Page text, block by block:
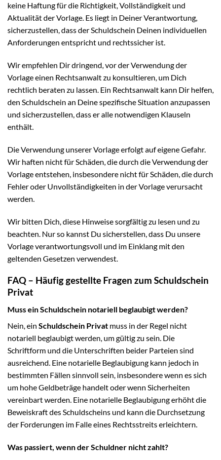
keine Haftung für die Richtigkeit, Vollständigkeit und
Aktualität der Vorlage. Es liegt in Deiner Verantwortung,
sicherzustellen, dass der Schuldschein Deinen individuellen
Anforderungen entspricht und rechtssicher ist.
Wir empfehlen Dir dringend, vor der Verwendung der
Vorlage einen Rechtsanwalt zu konsultieren, um Dich
rechtlich beraten zu lassen. Ein Rechtsanwalt kann Dir helfen,
den Schuldschein an Deine spezifische Situation anzupassen
und sicherzustellen, dass er alle notwendigen Klauseln
enthält.
Die Verwendung unserer Vorlage erfolgt auf eigene Gefahr.
Wir haften nicht für Schäden, die durch die Verwendung der
Vorlage entstehen, insbesondere nicht für Schäden, die durch
Fehler oder Unvollständigkeiten in der Vorlage verursacht
werden.
Wir bitten Dich, diese Hinweise sorgfältig zu lesen und zu
beachten. Nur so kannst Du sicherstellen, dass Du unsere
Vorlage verantwortungsvoll und im Einklang mit den
geltenden Gesetzen verwendest.
FAQ – Häufig gestellte Fragen zum Schuldschein
Privat
Muss ein Schuldschein notariell beglaubigt werden?
Nein, ein Schuldschein Privat muss in der Regel nicht
notariell beglaubigt werden, um gültig zu sein. Die
Schriftform und die Unterschriften beider Parteien sind
ausreichend. Eine notarielle Beglaubigung kann jedoch in
bestimmten Fällen sinnvoll sein, insbesondere wenn es sich
um hohe Geldbeträge handelt oder wenn Sicherheiten
vereinbart werden. Eine notarielle Beglaubigung erhöht die
Beweiskraft des Schuldscheins und kann die Durchsetzung
der Forderungen im Falle eines Rechtsstreits erleichtern.
Was passiert, wenn der Schuldner nicht zahlt?